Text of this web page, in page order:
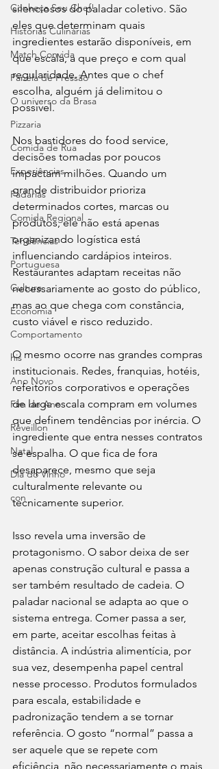
Conheça Seu Chef!
Histórias Culinárias
Match Convida
Panela de Pressão
O universo da Brasa
Pizzaria
Comida de Rua
Experiências
Padarias
Comida Regional
Tendências
Portuguesa
Cultura
Economia
Comportamento
his
Ano Novo
Fim de Ano
Réveillon
Natal
Dia do Vinho
con
silenciosos do paladar coletivo. São
eles que determinam quais
ingredientes estarão disponíveis, em
que escala, a que preço e com qual
regularidade. Antes que o chef
escolha, alguém já delimitou o
possível.
Nos bastidores do food service,
decisões tomadas por poucos
impactam milhões. Quando um
grande distribuidor prioriza
determinados cortes, marcas ou
produtos, ele não está apenas
organizando logística está
influenciando cardápios inteiros.
Restaurantes adaptam receitas não
necessariamente ao gosto do público,
mas ao que chega com constância,
custo viável e risco reduzido.
O mesmo ocorre nas grandes compras
institucionais. Redes, franquias, hotéis,
refeitórios corporativos e operações
de larga escala compram em volumes
que definem tendências por inércia. O
ingrediente que entra nesses contratos
se espalha. O que fica de fora
desaparece, mesmo que seja
culturalmente relevante ou
tecnicamente superior.
Isso revela uma inversão de
protagonismo. O sabor deixa de ser
apenas construção cultural e passa a
ser também resultado de cadeia. O
paladar nacional se adapta ao que o
sistema entrega. Comer passa a ser,
em parte, aceitar escolhas feitas à
distância. A indústria alimentícia, por
sua vez, desempenha papel central
nesse processo. Produtos formulados
para escala, estabilidade e
padronização tendem a se tornar
referência. O gosto “normal” passa a
ser aquele que se repete com
eficiência, não necessariamente o mais